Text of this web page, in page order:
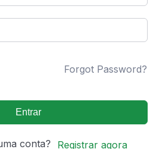
Forgot Password?
Entrar
conta? Registrar agora